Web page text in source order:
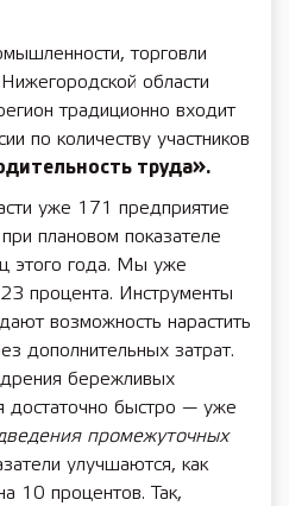
торговли
области
традиционно входит
по количеству участников
труда».
уже 171 предприятие
плановом показателе
этого года. Мы уже
процента. Инструменты
возможность нарастить
дополнительных затрат.
бережливых
достаточно быстро — уже
промежуточных
улучшаются, как
10 процентов. Так,